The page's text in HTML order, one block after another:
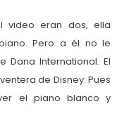
video eran dos, ella
Pero a él no le
International. El
de Disney. Pues
el piano blanco y